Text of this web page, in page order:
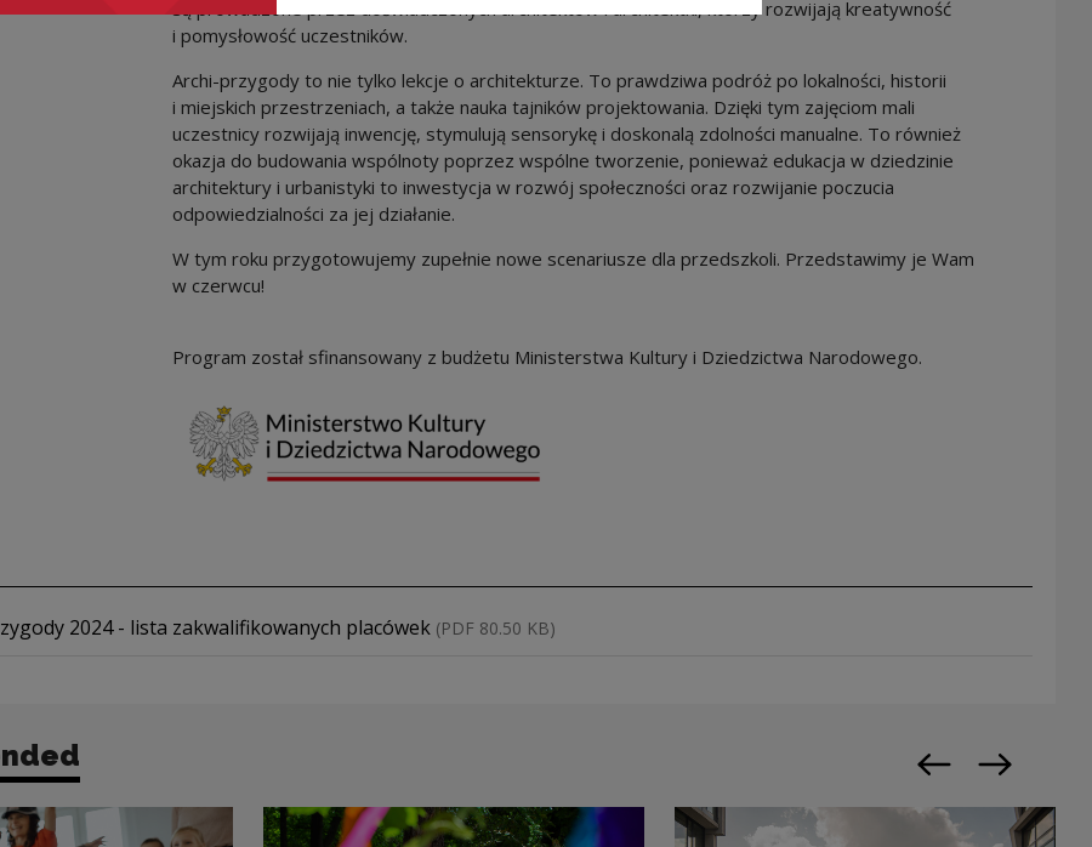
są prowadzone przez doświadczonych architektów i architektki, którzy rozwijają kreatywność
i pomysłowość uczestników.
Archi-przygody to nie tylko lekcje o architekturze. To prawdziwa podróż po lokalności, historii
i miejskich przestrzeniach, a także nauka tajników projektowania. Dzięki tym zajęciom mali
uczestnicy rozwijają inwencję, stymulują sensorykę i doskonalą zdolności manualne. To również
okazja do budowania wspólnoty poprzez wspólne tworzenie, ponieważ edukacja w dziedzinie
architektury i urbanistyki to inwestycja w rozwój społeczności oraz rozwijanie poczucia
odpowiedzialności za jej działanie.
W tym roku przygotowujemy zupełnie nowe scenariusze dla przedszkoli. Przedstawimy je Wam
w czerwcu!
Program został sfinansowany z budżetu Ministerstwa Kultury i Dziedzictwa Narodowego.
file 2024 - lista zakwalifikowanych placówek (PDF 80.50 KB)
Previous slide
Next slide